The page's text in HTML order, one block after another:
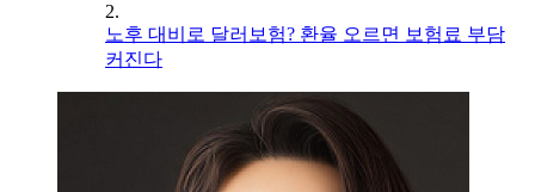
2.
노후 대비로 달러보험? 환율 오르면 보험료 부담
커진다